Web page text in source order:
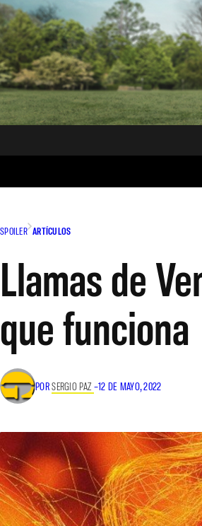
SPOILER ARTÍCULOS
Llamas de
que funciona
PORSERGIO PAZ –12 DE MAYO, 2022